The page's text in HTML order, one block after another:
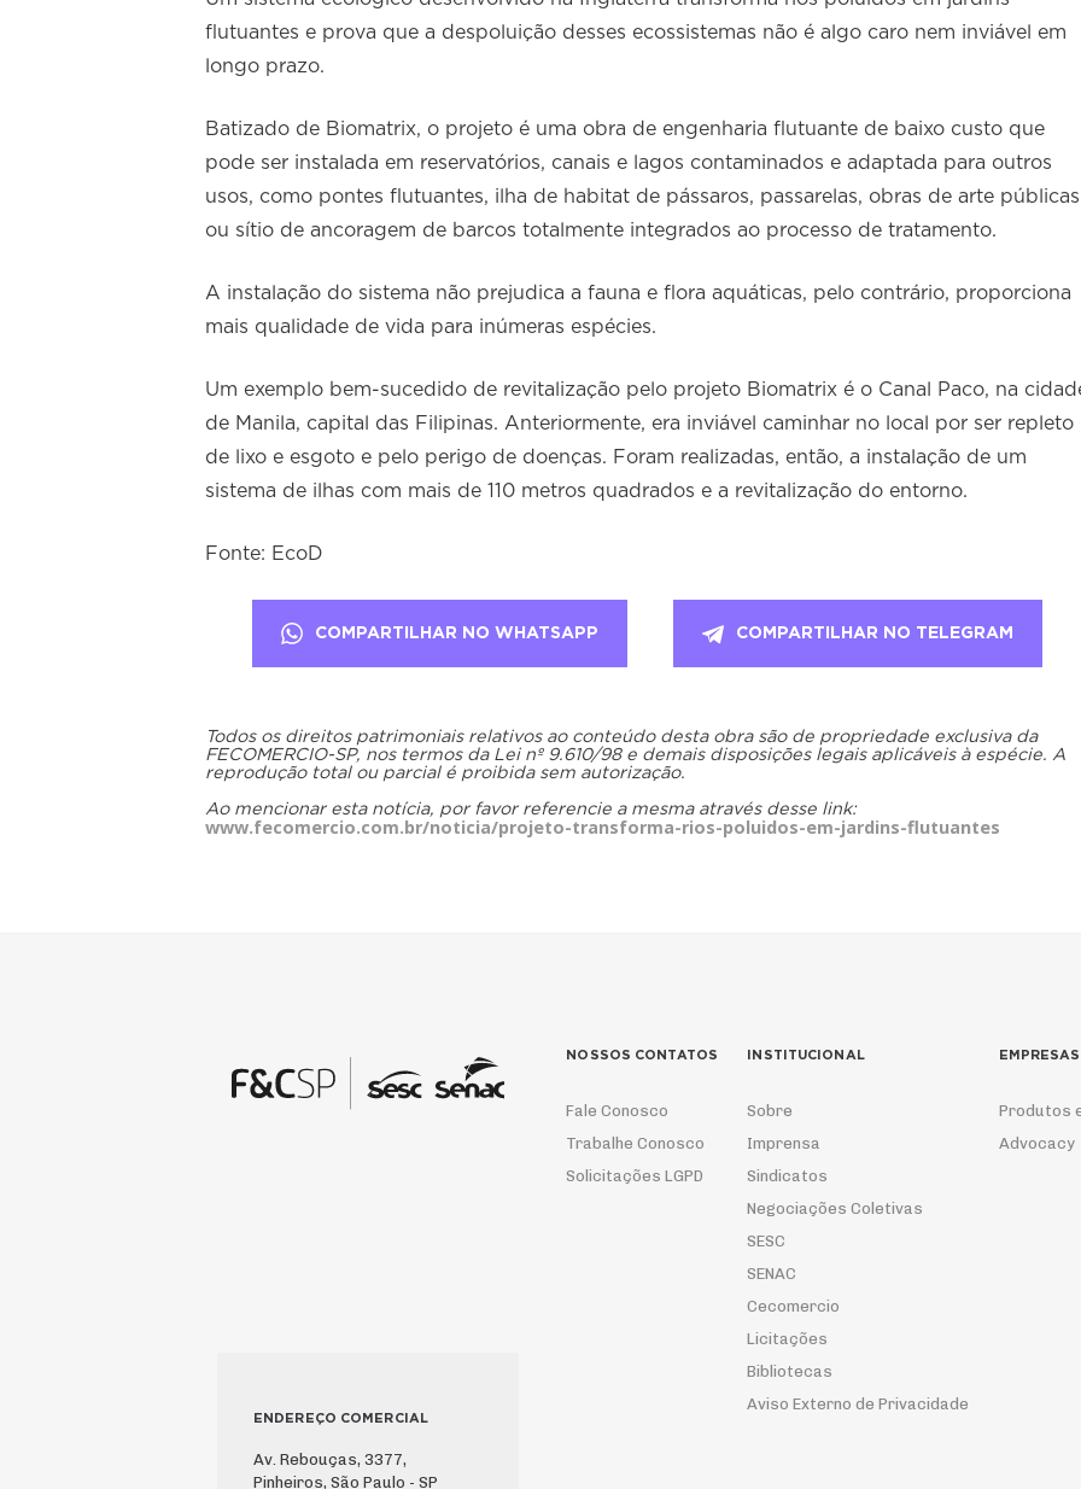
flutuantes e prova que a despoluição desses ecossistemas não é algo caro nem inviável em
longo prazo.
Batizado de Biomatrix, o projeto é uma obra de engenharia flutuante de baixo custo que
pode ser instalada em reservatórios, canais e lagos contaminados e adaptada para outros
usos, como pontes flutuantes, ilha de habitat de pássaros, passarelas, obras de arte públicas
ou sítio de ancoragem de barcos totalmente integrados ao processo de tratamento.
A instalação do sistema não prejudica a fauna e flora aquáticas, pelo contrário, proporciona
mais qualidade de vida para inúmeras espécies.
Um exemplo bem-sucedido de revitalização pelo projeto Biomatrix é o Canal Paco, na
de Manila, capital das Filipinas. Anteriormente, era inviável caminhar no local por ser repleto
de lixo e esgoto e pelo perigo de doenças. Foram realizadas, então, a instalação de um
sistema de ilhas com mais de 110 metros quadrados e a revitalização do entorno.
Fonte: EcoD
COMPARTILHAR NO WHATSAPP COMPARTILHAR NO TELEGRAM
Todos os direitos patrimoniais relativos ao conteúdo desta obra são de propriedade exclusiva da
FECOMERCIO-SP, nos termos da Lei nº 9.610/98 e demais disposições legais aplicáveis à espécie. A
reprodução total ou parcial é proibida sem autorização.
Ao mencionar esta notícia, por favor referencie a mesma através desse link:
www.fecomercio.com.br/noticia/projeto-transforma-rios-poluidos-em-jardins-flutuantes
NOSSOS CONTATOS
Fale Conosco
Trabalhe Conosco
Solicitações LGPD
INSTITUCIONAL
Sobre
Imprensa
Sindicatos
Negociações Coletivas
SESC
SENAC
Cecomercio
Licitações
Bibliotecas
Aviso Externo de Privacidade
EMPRESAS
Produtos
Advocacy
ENDEREÇO COMERCIAL
Av. Rebouças, 3377,
Pinheiros, São Paulo - SP